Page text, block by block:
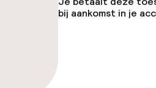
bij aankomst in je